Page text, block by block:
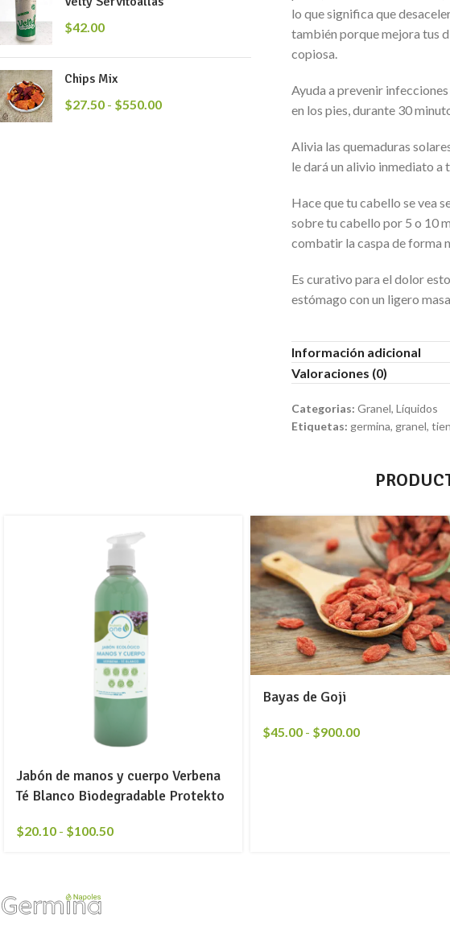
$42.00
Chips Mix
$27.50 - $550.00
lo que significa que
también porque mejora tus
copiosa.
Ayuda a prevenir
en los pies, durante 30
Alivia las quemaduras
le dará un alivio inmediato a
Hace que tu cabello se vea
sobre tu cabello por 5 o 10
combatir la caspa de forma
Es curativo para el dolor
estómago con un ligero
Información adicional
Valoraciones (0)
Categorias:Granel,Líquidos
Etiquetas: germina, granel,
Jabón de manos y cuerpo Verbena
Té Blanco Biodegradable Protekto
$20.10 - $100.50
Bayas de Goji
$45.00 - $900.00